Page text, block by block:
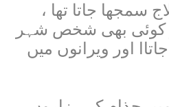
سمجھا جاتا تھا ،
کوئی بھی شخص شہر
جاتاا اور ویرانوں میں